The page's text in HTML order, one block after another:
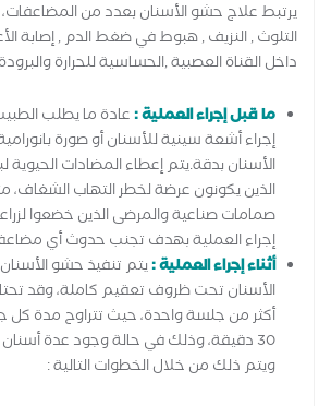
يرتبط علاج حشو الأسنان بعدد من المضاعفات،
التلوث , النزيف , هبوط في ضغط الدم , إصابة
داخل القناة العصبية ,الحساسية للحرارة
ما قبل إجراء العملية :عادة ما يطلب
إجراء أشعة سينية للأسنان أو صورة
الأسنان بدقة.يتم إعطاء المضادات
الذين يكونون عرضة لخطر التهاب الشغاف،
صمامات صناعية والمرضى الذين خضعوا
إجراء العملية بهدف تجنب حدوث أي
أثناء إجراء العملية :يتم تنفيذ حشو
الأسنان تحت ظروف تعقيم كاملة، وقد
30 دقيقة، وذلك في حالة وجود عدة
ويتم ذلك من خلال الخطوات التالية :